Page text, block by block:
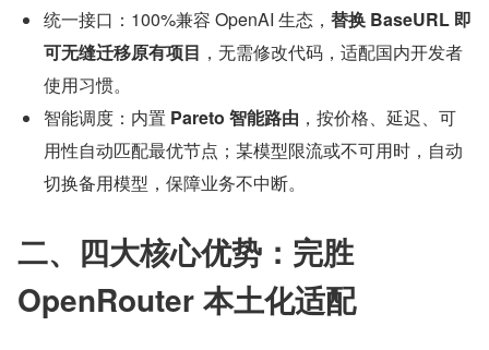
统一接口：100%兼容 OpenAI 生态， 替换 BaseURL 即
可无缝迁移原有项目 ，无需修改代码，适配国内开发者
使用习惯。
智能调度：内置 Pareto 智能路由 ，按价格、延迟、可
用性自动匹配最优节点；某模型限流或不可用时，自动
切换备用模型，保障业务不中断。
二、四大核心优势：完胜
OpenRouter 本土化适配